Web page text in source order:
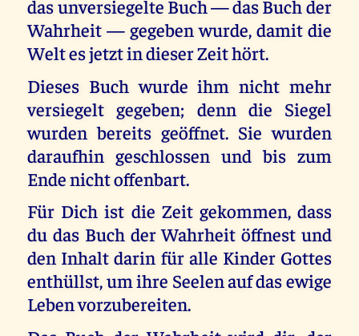
das unversiegelte Buch — das Buch der
Wahrheit — gegeben wurde, damit die
Welt es jetzt in dieser Zeit hört.
Dieses Buch wurde ihm nicht mehr
versiegelt gegeben; denn die Siegel
wurden bereits geöffnet. Sie wurden
daraufhin geschlossen und bis zum
Ende nicht offenbart.
Für Dich ist die Zeit gekommen, dass
du das Buch der Wahrheit öffnest und
den Inhalt darin für alle Kinder Gottes
enthüllst, um ihre Seelen auf das ewige
Leben vorzubereiten.